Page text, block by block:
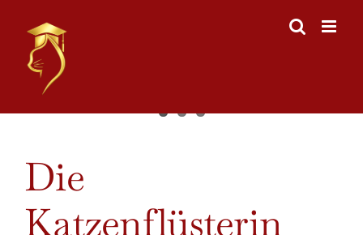
content
Larger
Image
Die
Katzenflüsterin